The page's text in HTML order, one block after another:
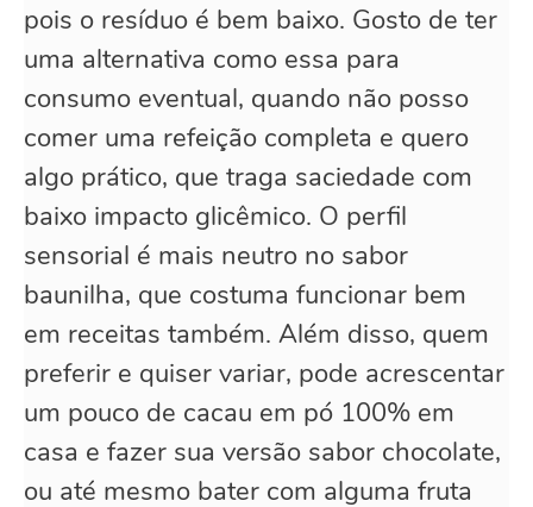
pois o resíduo é bem baixo. Gosto de ter
uma alternativa como essa para
consumo eventual, quando não posso
comer uma refeição completa e quero
algo prático, que traga saciedade com
baixo impacto glicêmico. O perfil
sensorial é mais neutro no sabor
baunilha, que costuma funcionar bem
em receitas também. Além disso, quem
preferir e quiser variar, pode acrescentar
um pouco de cacau em pó 100% em
casa e fazer sua versão sabor chocolate,
ou até mesmo bater com alguma fruta